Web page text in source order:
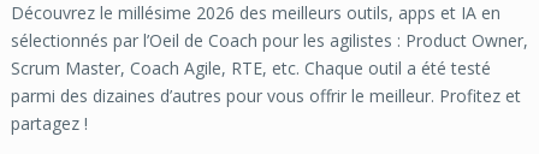
Découvrez le millésime 2026 des meilleurs outils, apps et IA en
sélectionnés par l’Oeil de Coach pour les agilistes : Product Owner,
Scrum Master, Coach Agile, RTE, etc. Chaque outil a été testé
parmi des dizaines d’autres pour vous offrir le meilleur. Profitez et
partagez !